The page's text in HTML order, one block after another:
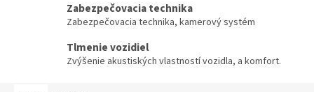
Zabezpečovacia technika
Zabezpečovacia technika, kamerový systém
Tlmenie vozidiel
Zvýšenie akustiských vlastností vozidla, a komfort.